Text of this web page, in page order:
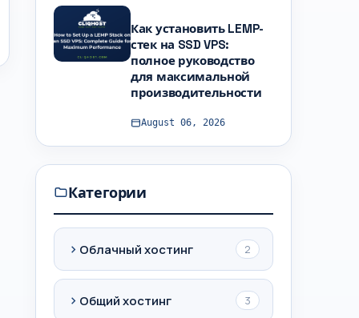
Как установить LEMP-
стек на SSD VPS:
полное руководство
для максимальной
производительности
August 06, 2026
Категории
Облачный хостинг 2
Общий хостинг 3